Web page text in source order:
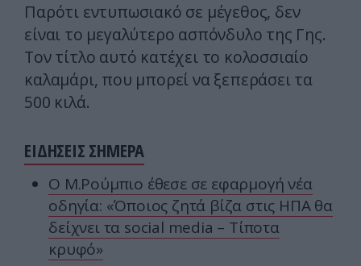
Παρότι εντυπωσιακό σε μέγεθος, δεν
είναι το μεγαλύτερο ασπόνδυλο της Γης.
Τον τίτλο αυτό κατέχει το κολοσσιαίο
καλαμάρι, που μπορεί να ξεπεράσει τα
500 κιλά.
ΕΙΔΗΣΕΙΣ ΣΗΜΕΡΑ
Ο Μ.Ρούμπιο έθεσε σε εφαρμογή νέα
οδηγία: «Όποιος ζητά βίζα στις ΗΠΑ θα
δείχνει τα social media – Τίποτα
κρυφό»